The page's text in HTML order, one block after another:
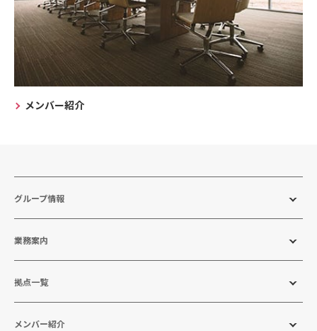
メンバー紹介
グループ情報
業務案内
拠点一覧
メンバー紹介